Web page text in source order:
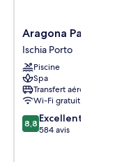
Aragona
Palace
Hotel
&
Spa
Ischia
Porto
Aragona Palace
Ischia Porto
Piscine
Spa
Transfert aéroport
Wi-Fi gratuit
8.8
sur
8,8 Excellent
584 avis